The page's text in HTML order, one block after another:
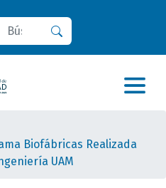
Buscar
Biofábricas Realizada
UAM